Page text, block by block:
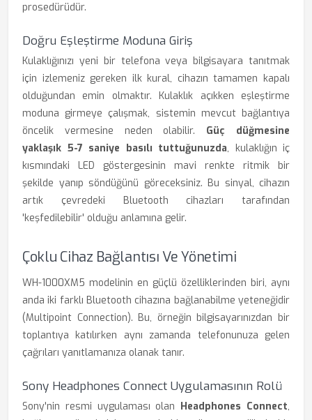
prosedürüdür.
Doğru Eşleştirme Moduna Giriş
Kulaklığınızı yeni bir telefona veya bilgisayara tanıtmak
için izlemeniz gereken ilk kural, cihazın tamamen kapalı
olduğundan emin olmaktır. Kulaklık açıkken eşleştirme
moduna girmeye çalışmak, sistemin mevcut bağlantıya
öncelik vermesine neden olabilir. Güç düğmesine
yaklaşık 5-7 saniye basılı tuttuğunuzda, kulaklığın iç
kısmındaki LED göstergesinin mavi renkte ritmik bir
şekilde yanıp söndüğünü göreceksiniz. Bu sinyal, cihazın
artık çevredeki Bluetooth cihazları tarafından
'keşfedilebilir' olduğu anlamına gelir.
Çoklu Cihaz Bağlantısı Ve Yönetimi
WH-1000XM5 modelinin en güçlü özelliklerinden biri, aynı
anda iki farklı Bluetooth cihazına bağlanabilme yeteneğidir
(Multipoint Connection). Bu, örneğin bilgisayarınızdan bir
toplantıya katılırken aynı zamanda telefonunuza gelen
çağrıları yanıtlamanıza olanak tanır.
Sony Headphones Connect Uygulamasının Rolü
Sony'nin resmi uygulaması olan Headphones Connect,